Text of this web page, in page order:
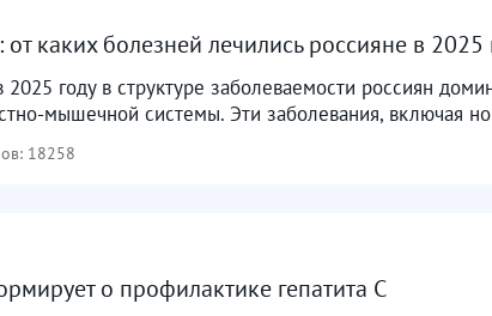
каких болезней лечились россияне в 2025
году в структуре заболеваемости россиян
мышечной системы. Эти заболевания, включая
18258
о профилактике гепатита С